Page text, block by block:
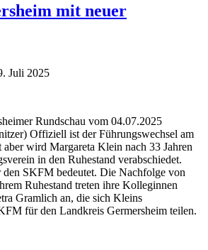
mit neuer
Juli 2025
Rundschau vom 04.07.2025
Offiziell ist der Führungswechsel am
aber wird Margareta Klein nach 33 Jahren
in den Ruhestand verabschiedet.
den SKFM bedeutet. Die Nachfolge von
Ruhestand treten ihre Kolleginnen
Gramlich an, die sich Kleins
für den Landkreis Germersheim teilen.